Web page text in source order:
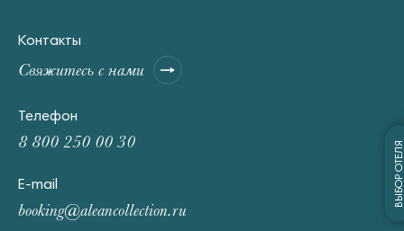
Контакты
Свяжитесь с нами
Телефон
8 800 250 00 30
E-mail
booking@aleancollection.ru
ВЫБОР ОТЕЛЯ